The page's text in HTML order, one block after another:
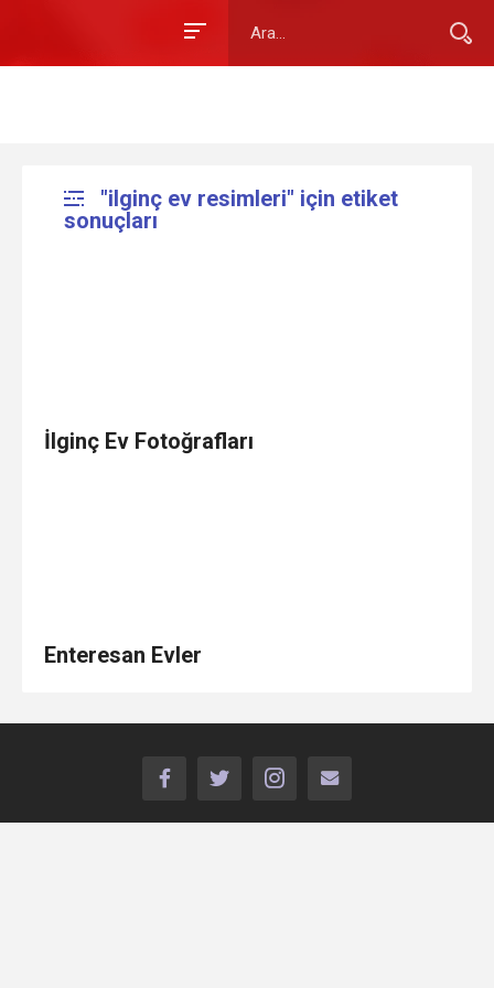
"ilginç ev resimleri" için etiket
sonuçları
İlginç Ev Fotoğrafları
Enteresan Evler
FACEBOOKTWITTERINSTAGRAMİLETİŞİM